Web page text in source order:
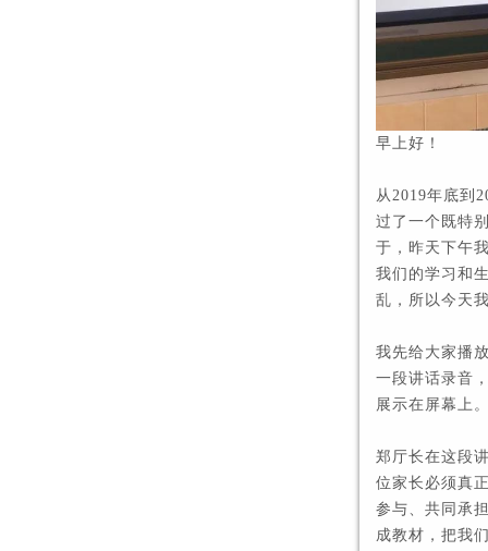
早上好！
从2019年底到
过了一个既特
于，昨天下午
我们的学习和
乱，所以今天
我先给大家播
一段讲话录音
展示在屏幕上
郑厅长在这段
位家长必须真
参与、共同承
成教材，把我